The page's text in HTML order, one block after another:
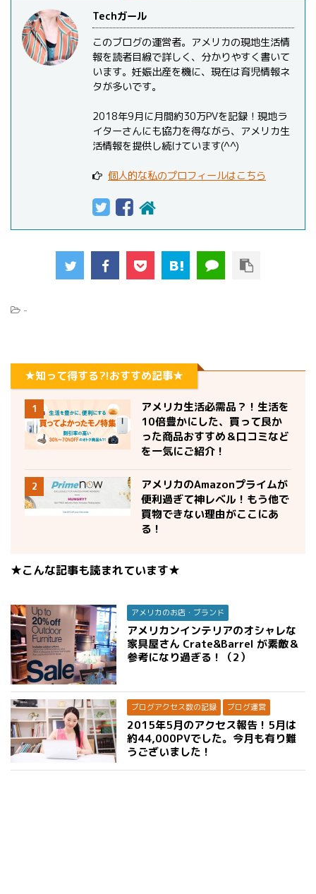
Techガール
このブログの運営者。アメリカの現地生活情
報を読者目線で詳しく、分かりやすく書いて
います。妊娠出産を機に、現在は育児情報ネ
タが多いです。
2018年9月に月間約30万PVを記録！現地ラ
イターさんにも協力を得ながら、アメリカ生
活情報を提供し続けています(^^)
個人的な私のプロフィールはこちら
-
★知って得する?!おすすめ記事★
1
アメリカ生活必需品？！生活を
10倍豊かにした、買って良か
った商品おすすめ＆口コミなど
を一気にご紹介！
2
アメリカのAmazonプライムが
便利過ぎて神レベル！もう他で
買物できない理由がここにあ
る！
★こんな記事も読まれています★
アメリカのお店・ブランド
アメリカンインテリアのオシャレな
家具屋さん Crate&Barrel が素敵＆
参考になり過ぎる！（2）
ブログアクセス数の記録 ブログ運営
2015年5月のアクセス報告！5月は
約44,000PVでした。今月も有り難
うございました！